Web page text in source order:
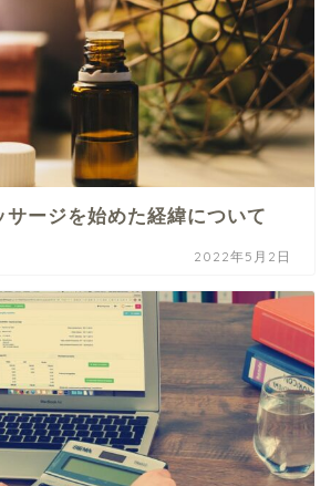
サージを始めた経緯について
2022年5月2日